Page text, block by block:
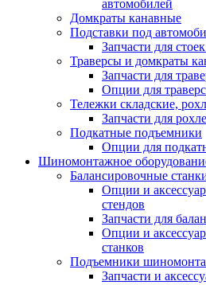
автомобилей
Домкраты канавные
Подставки под
Запчасти для
Траверсы и домкраты
Запчасти для
Опции для траверс
Тележки складские,
Запчасти для
Подкатные подъемники
Опции для
Шиномонтажное
Балансировочные
Опции и
стендов
Запчасти для
Опции и
станков
Подъемники
Запчасти и